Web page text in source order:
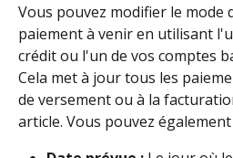
Vous pouvez modifier le
paiement à venir en utilisant
crédit ou l'un de vos comptes
Cela met à jour tous les
de versement ou à la
article. Vous pouvez